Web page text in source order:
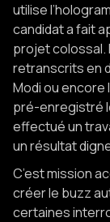
utilise
candidat a fait
projet colossal.
retranscrits en
Modi ou encore
pré-enregistré
effectué un
un résultat
C’est mission
créer le buzz
certaines